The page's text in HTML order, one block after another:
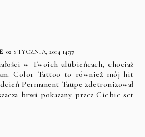
02 STYCZNIA, 2014 14:37
w Twoich ulubieńcach, chociaż
Color Tattoo to również mój hit
Permanent Taupe zdetronizował
brwi pokazany przez Ciebie set